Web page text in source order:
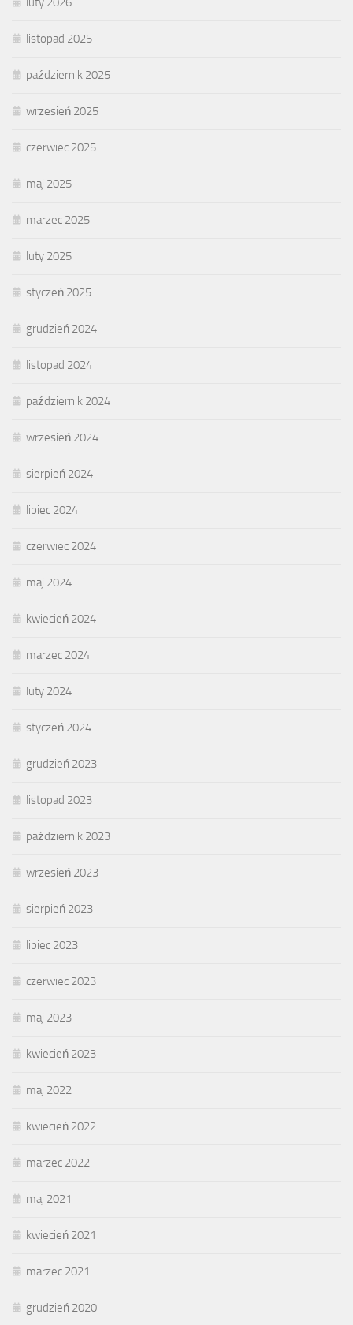
listopad 2025
październik 2025
wrzesień 2025
czerwiec 2025
maj 2025
marzec 2025
luty 2025
styczeń 2025
grudzień 2024
listopad 2024
październik 2024
wrzesień 2024
sierpień 2024
lipiec 2024
czerwiec 2024
maj 2024
kwiecień 2024
marzec 2024
luty 2024
styczeń 2024
grudzień 2023
listopad 2023
październik 2023
wrzesień 2023
sierpień 2023
lipiec 2023
czerwiec 2023
maj 2023
kwiecień 2023
maj 2022
kwiecień 2022
marzec 2022
maj 2021
kwiecień 2021
marzec 2021
grudzień 2020